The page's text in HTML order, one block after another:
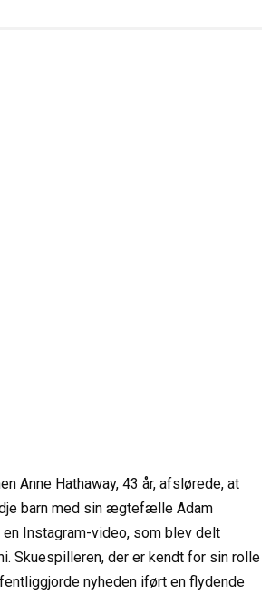
Anne Hathaway, 43 år, afslørede, at
barn med sin ægtefælle Adam
en Instagram-video, som blev delt
Skuespilleren, der er kendt for sin rolle
nyheden iført en flydende